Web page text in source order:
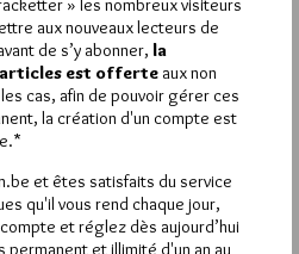
est aussi cité à l » »occasion…
aux nouveaux lecteurs de
de s’y abonner, la
est offerte aux non
cas, afin de pouvoir gérer ces
la création d'un compte est
et êtes satisfaits du service
qu'il vous rend chaque jour,
et réglez dès aujourd’hui
permanent et illimité d'un an au